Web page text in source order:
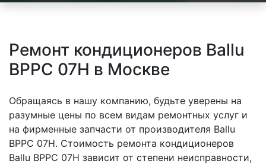
Ремонт кондиционеров Ballu
BPPC 07H в Москве
Обращаясь в нашу компанию, будьте уверены на
разумные цены по всем видам ремонтных услуг и
на фирменные запчасти от производителя Ballu
BPPC 07H. Стоимость ремонта кондиционеров
Ballu BPPC 07H зависит от степени неисправности,